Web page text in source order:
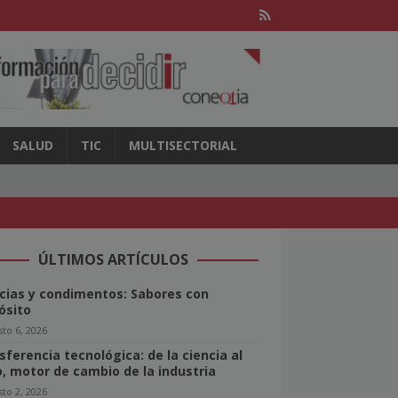
SALUD TIC MULTISECTORIAL
ÚLTIMOS ARTÍCULOS
y condimentos: Sabores con
6, 2026
tecnológica: de la ciencia al
motor de cambio de la industria
2, 2026